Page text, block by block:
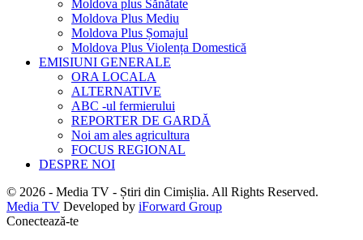
Moldova plus Sănătate
Moldova Plus Mediu
Moldova Plus Șomajul
Moldova Plus Violența Domestică
EMISIUNI GENERALE
ORA LOCALA
ALTERNATIVE
ABC -ul fermierului
REPORTER DE GARDĂ
Noi am ales agricultura
FOCUS REGIONAL
DESPRE NOI
© 2026 - Media TV - Știri din Cimișlia. All Rights Reserved.
Media TV Developed by iForward Group
Conectează-te